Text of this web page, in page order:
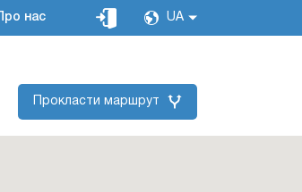
Про нас UA
Прокласти маршрут